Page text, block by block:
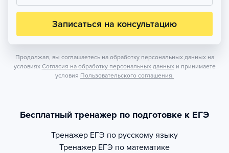
Записаться на консультацию
Продолжая, вы соглашаетесь на обработку персональных данных на
условиях Согласия на обработку персональных данных и принимаете
условия Пользовательского соглашения.
Бесплатный тренажер по подготовке к ЕГЭ
Тренажер ЕГЭ по русскому языку
Тренажер ЕГЭ по математике